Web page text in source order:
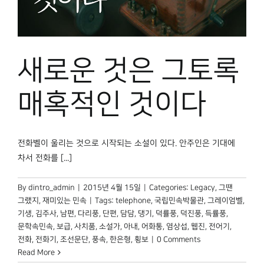
원문보기 PDF
박물관 홈페이지
새로운 것은 그토록
매혹적인 것이다
전화벨이 울리는 것으로 시작되는 소설이 있다. 안주인은 기대에
차서 전화를 [...]
By dintro_admin 2015년 4월 15일 Categories: Legacy, 그땐
그랬지 , 재미있는 민속 Tags: telephone, 국립민속박물관, 그레이엄벨,
기생, 김주사, 남편, 다리풍, 단편, 담담, 댕기 , 덕률풍, 덕진풍, 득률풍,
문학속민속, 보급, 사치품, 소설가, 아내 , 어화통, 염상섭, 웹진, 전어기 ,
전화, 전화기 , 조선문단, 풍속, 한은형, 횡보
0 Comments
Read More